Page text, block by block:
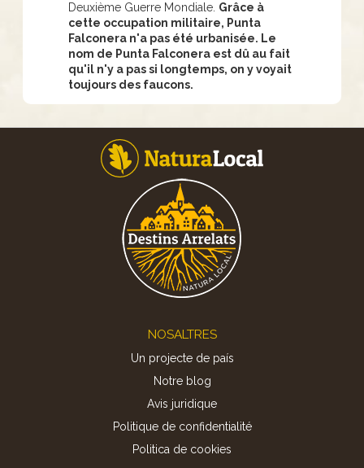
Deuxième Guerre Mondiale. Grâce à
cette occupation militaire, Punta
Falconera n'a pas été urbanisée. Le
nom de Punta Falconera est dû au fait
qu'il n'y a pas si longtemps, on y voyait
toujours des faucons.
NOSALTRES
Un projecte de país
Notre blog
Avis juridique
Politique de confidentialité
Politica de cookies